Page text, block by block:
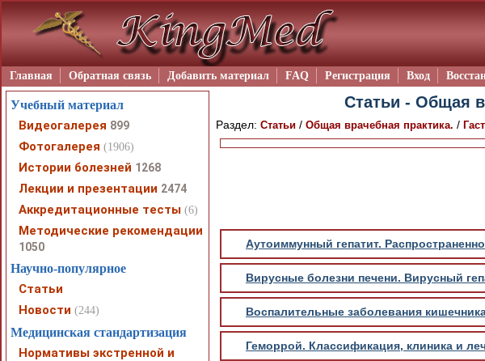
Главная Обратная связь Добавить материал FAQ Регистрация Вход
Статьи - Общая
Раздел: Статьи / Общая врачебная практика. /
Аутоиммунный гепатит.
Вирусные болезни печени. Вирусный
Воспалительные заболевания
Геморрой. Классификация, клиника и
Учебный материал
Видеогалерея 899
Фотогалерея (1906)
Истории болезней 1268
Лекции и презентации 2474
Аккредитационные тесты (6)
Методические рекомендации
1050
Научно-популярное
Статьи
Новости (244)
Медицинская стандартизация
Нормативы экстренной и